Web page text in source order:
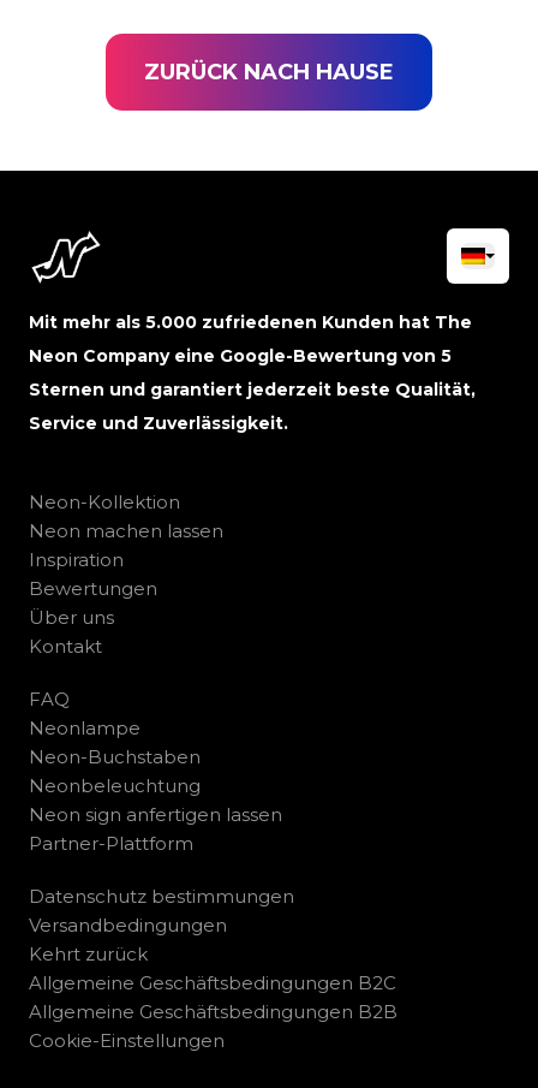
ZURÜCK NACH HAUSE
Mit mehr als 5.000 zufriedenen Kunden hat The
Neon Company eine Google-Bewertung von 5
Sternen und garantiert jederzeit beste Qualität,
Service und Zuverlässigkeit.
Neon-Kollektion
Neon machen lassen
Inspiration
Bewertungen
Über uns
Kontakt
FAQ
Neonlampe
Neon-Buchstaben
Neonbeleuchtung
Neon sign anfertigen lassen
Partner-Plattform
Datenschutz bestimmungen
Versandbedingungen
Kehrt zurück
Allgemeine Geschäftsbedingungen B2C
Allgemeine Geschäftsbedingungen B2B
Cookie-Einstellungen